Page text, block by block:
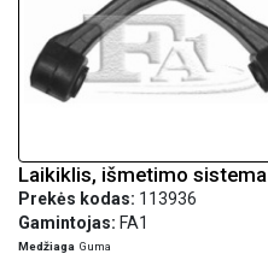
Laikiklis, išmetimo sistema
Prekės kodas: 113936
Gamintojas: FA1
Medžiaga Guma